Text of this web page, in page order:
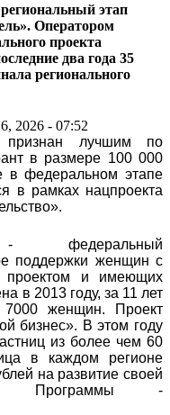
этап
Оператором
проекта
два года 35
регионального
2026 - 07:52
признан лучшим по
в размере 100 000
в федеральном этапе
в рамках нацпроекта
- федеральный
поддержки женщин с
проектом и имеющих
в 2013 году, за 11 лет
женщин. Проект
бизнес». В этом году
из более чем 60
в каждом регионе
на развитие своей
Программы -